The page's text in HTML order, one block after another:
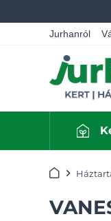
Jurhanról
Kezdőlap